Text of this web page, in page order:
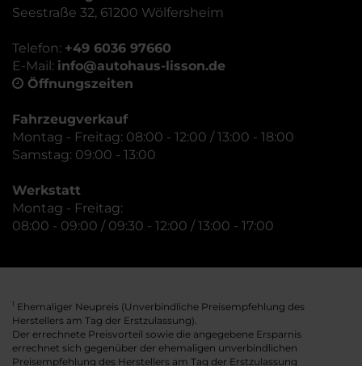
Seestraße 32, 61200 Wölfersheim
Telefon: +49 6036 97660
E-Mail: info@autohaus-lisson.de
Öffnungszeiten
Fahrzeugverkauf
Montag - Freitag: 08:00 - 12:00 / 13:00 - 18:00
Samstag: 09:00 - 13:00
Werkstatt
Montag - Freitag:
08:00 - 09:00 / 09:30 - 12:00 / 13:00 - 17:00
1
Ehemaliger Neupreis (Unverbindliche Preisempfehlung des
Herstellers am Tag der Erstzulassung).
Der errechnete Preisvorteil sowie die angegebene Ersparnis
errechnet sich gegenüber der ehemaligen unverbindlichen
Preisempfehlung des Herstellers am Tag der Erstzulassung